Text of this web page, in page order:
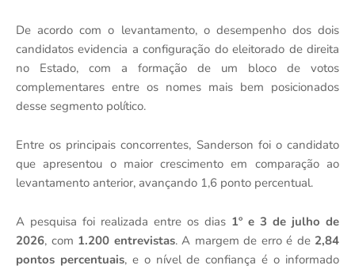
De acordo com o levantamento, o desempenho dos dois
candidatos evidencia a configuração do eleitorado de direita
no Estado, com a formação de um bloco de votos
complementares entre os nomes mais bem posicionados
desse segmento político.
Entre os principais concorrentes, Sanderson foi o candidato
que apresentou o maior crescimento em comparação ao
levantamento anterior, avançando 1,6 ponto percentual.
A pesquisa foi realizada entre os dias 1º e 3 de julho de
2026, com 1.200 entrevistas. A margem de erro é de 2,84
pontos percentuais, e o nível de confiança é o informado